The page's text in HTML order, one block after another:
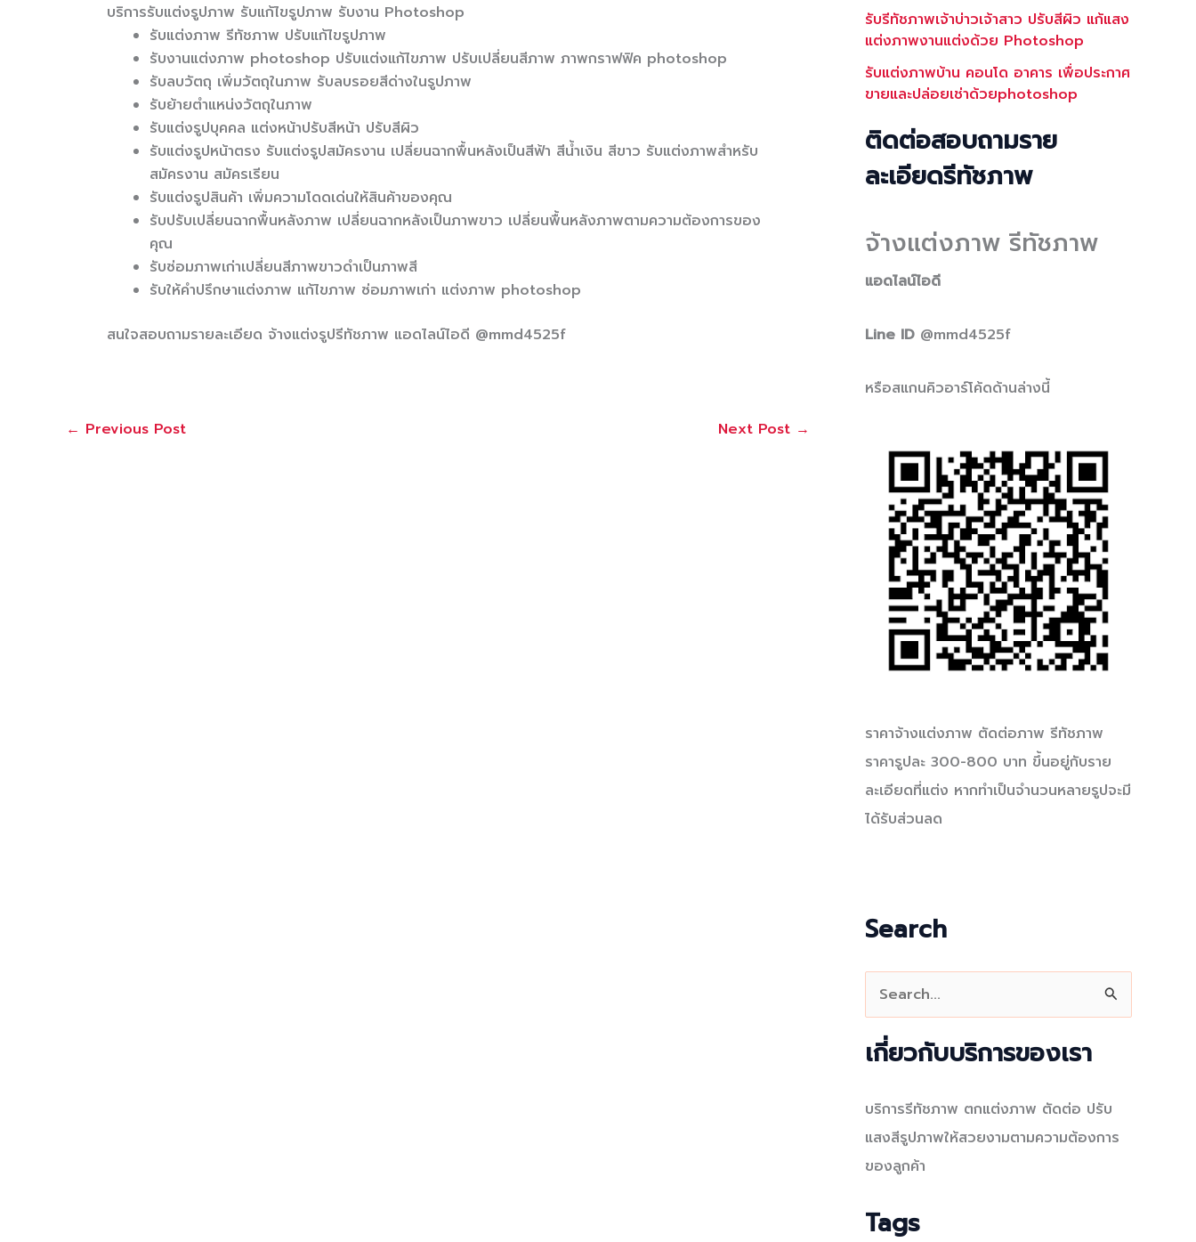
บริการรับแต่งรูปภาพ รับแก้ไขรูปภาพ รับงาน Photoshop
รับแต่งภาพ รีทัชภาพ ปรับแก้ไขรูปภาพ
รับงานแต่งภาพ photoshop ปรับแต่งแก้ไขภาพ ปรับเปลี่ยนสีภาพ ภาพกราฟฟิค photoshop
รับลบวัตถุ เพิ่มวัตถุในภาพ รับลบรอยสีด่างในรูปภาพ
รับย้ายตำแหน่งวัตถุในภาพ
รับแต่งรูปบุคคล แต่งหน้าปรับสีหน้า ปรับสีผิว
รับแต่งรูปหน้าตรง รับแต่งรูปสมัครงาน เปลี่ยนฉากพื้นหลังเป็นสีฟ้า สีน้ำเงิน สีขาว รับแต่งภาพสำหรับ
สมัครงาน สมัครเรียน
รับแต่งรูปสินค้า เพิ่มความโดดเด่นให้สินค้าของคุณ
รับปรับเปลี่ยนฉากพื้นหลังภาพ เปลี่ยนฉากหลังเป็นภาพขาว เปลี่ยนพื้นหลังภาพตามความต้องการของ
คุณ
รับซ่อมภาพเก่าเปลี่ยนสีภาพขาวดำเป็นภาพสี
รับให้คำปรึกษาแต่งภาพ แก้ไขภาพ ซ่อมภาพเก่า แต่งภาพ photoshop
สนใจสอบถามรายละเอียด จ้างแต่งรูปรีทัชภาพ แอดไลน์ไอดี @mmd4525f
← Previous Post Next Post →
รับรีทัชภาพเจ้าบ่าวเจ้าสาว ปรับสีผิว แก้แสง
แต่งภาพงานแต่งด้วย Photoshop
รับแต่งภาพบ้าน คอนโด อาคาร เพื่อประกาศ
ขายและปล่อยเช่าด้วยphotoshop
ติดต่อสอบถามราย
ละเอียดรีทัชภาพ
จ้างแต่งภาพ รีทัชภาพ
แอดไลน์ไอดี
Line ID @mmd4525f
หรือสแกนคิวอาร์โค้ดด้านล่างนี้
ราคาจ้างแต่งภาพ ตัดต่อภาพ รีทัชภาพ
ราคารูปละ 300-800 บาท ขึ้นอยู่กับราย
ละเอียดที่แต่ง หากทำเป็นจำนวนหลายรูปจะมี
ได้รับส่วนลด
Search
e
a
r
เกี่ยวกับบริการของเรา
บริการรีทัชภาพ ตกแต่งภาพ ตัดต่อ ปรับ
แสงสีรูปภาพให้สวยงามตามความต้องการ
ของลูกค้า
Tags